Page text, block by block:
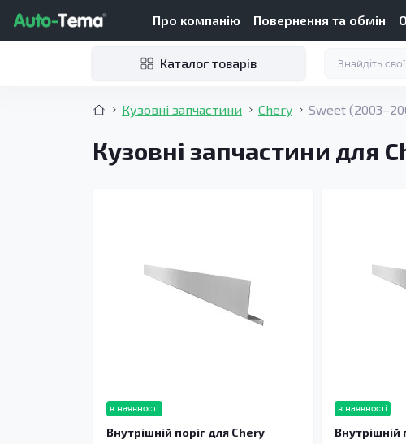
Про компанію Повернення та обмін
Каталог товарів
Кузовні запчастини Chery Sweet
Кузовні запчастини для
в наявності
Внутрішній поріг для Chery
в наявності
Внутрішній